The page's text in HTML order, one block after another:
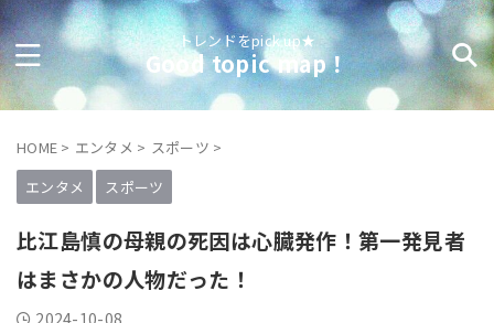
トレンドをpick up★
Good topic map！
HOME > エンタメ > スポーツ >
エンタメ
スポーツ
比江島慎の母親の死因は心臓発作！第一発見者
はまさかの人物だった！
2024-10-08